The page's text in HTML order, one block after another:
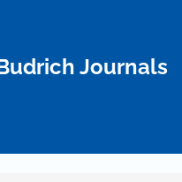
Journals